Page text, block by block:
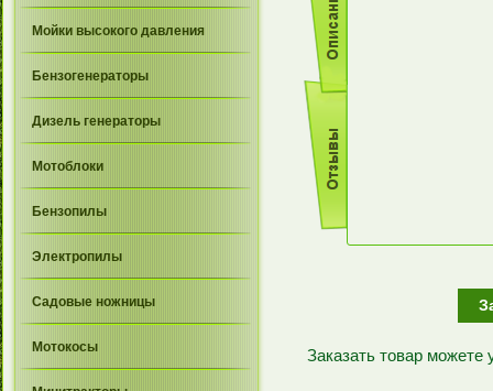
Мойки высокого давления
Бензогенераторы
Дизель генераторы
Мотоблоки
Бензопилы
Электропилы
Садовые ножницы
Мотокосы Заказать товар